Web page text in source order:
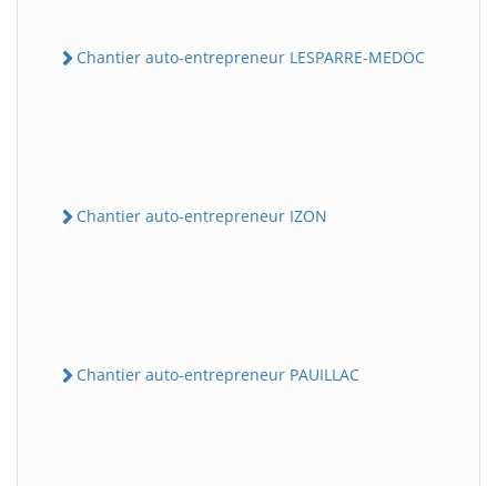
Chantier auto-entrepreneur LESPARRE-MEDOC
Chantier auto-entrepreneur IZON
Chantier auto-entrepreneur PAUILLAC